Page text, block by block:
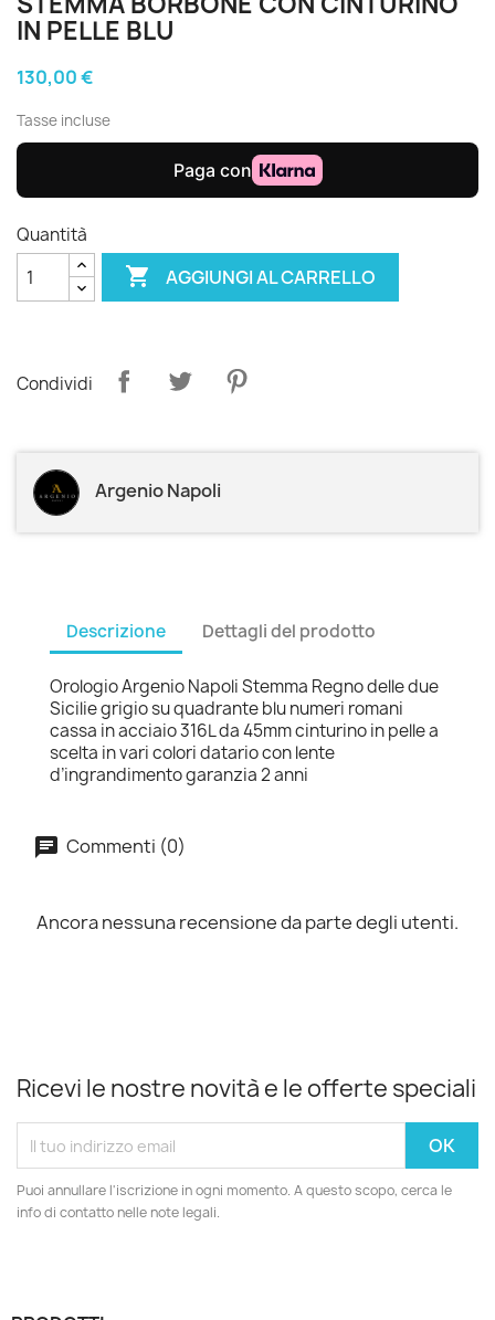
IN PELLE BLU
130,00 €
Tasse incluse
Quantità
 AGGIUNGI AL CARRELLO
Condividi
Argenio Napoli
Descrizione Dettagli del prodotto
Orologio Argenio Napoli Stemma Regno delle due
Sicilie grigio su quadrante blu numeri romani
cassa in acciaio 316L da 45mm cinturino in pelle a
scelta in vari colori datario con lente
d’ingrandimento garanzia 2 anni
Commenti (0)
Ancora nessuna recensione da parte degli utenti.
Ricevi le nostre novità e le offerte speciali
Puoi annullare l'iscrizione in ogni momento. A questo scopo, cerca le
info di contatto nelle note legali.